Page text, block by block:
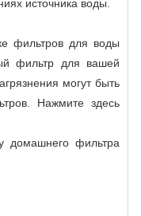
источника воды.
фильтров для воды
фильтр для вашей
могут быть
Нажмите здесь
домашнего фильтра